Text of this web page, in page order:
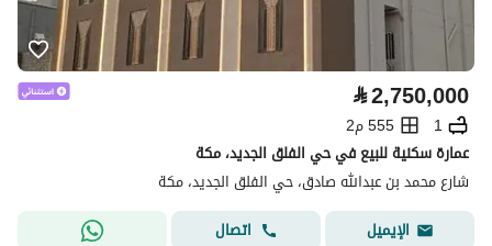
⃁2,750,000
1
555 م2
عمارة سكنية للبيع في حي الفلق الجديد، مكة
شارع محمد بن عبدالله صادق، حي الفلق الجديد، مكة
الإيميل
اتصال